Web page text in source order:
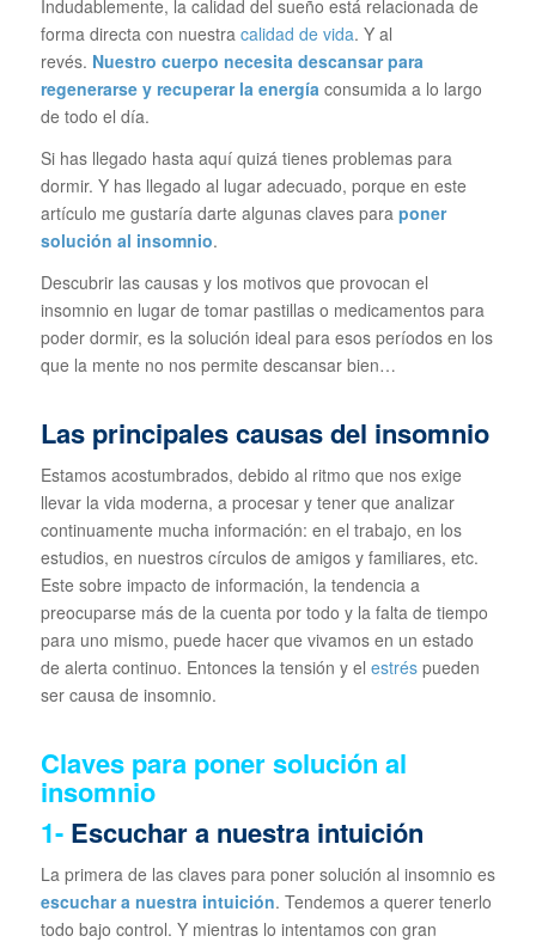
Indudablemente, la calidad del sueño está relacionada de
forma directa con nuestra calidad de vida. Y al
revés. Nuestro cuerpo necesita descansar para
regenerarse y recuperar la energíaconsumida a lo largo
de todo el día.
Si has llegado hasta aquí quizá tienes problemas para
dormir. Y has llegado al lugar adecuado, porque en este
artículo me gustaría darte algunas claves para poner
solución al insomnio.
Descubrir las causas y los motivos que provocan el
insomnio en lugar de tomar pastillas o medicamentos para
poder dormir, es la solución ideal para esos períodos en los
que la mente no nos permite descansar bien…
Las principales causas del insomnio
Estamos acostumbrados, debido al ritmo que nos exige
llevar la vida moderna, a procesar y tener que analizar
continuamente mucha información: en el trabajo, en los
estudios, en nuestros círculos de amigos y familiares, etc.
Este sobre impacto de información, la tendencia a
preocuparse más de la cuenta por todo y la falta de tiempo
para uno mismo, puede hacer que vivamos en un estado
de alerta continuo. Entonces la tensión y el estréspueden
ser causa de insomnio.
Claves para poner solución al
insomnio
1- Escuchar a nuestra intuición
La primera de las claves para poner solución al insomnio es
escuchar a nuestra intuición. Tendemos a querer tenerlo
todo bajo control. Y mientras lo intentamos con gran